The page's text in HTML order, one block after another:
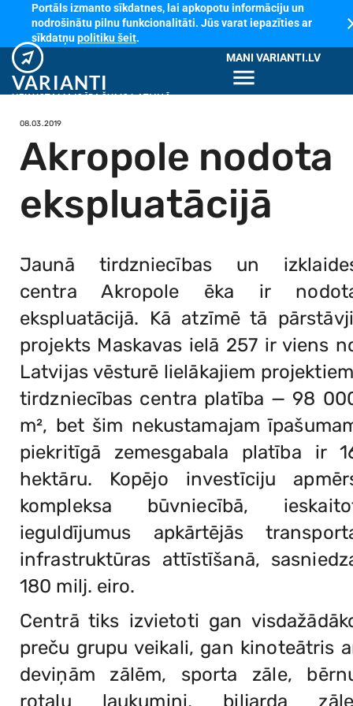
Portāls izmanto sīkdatnes, lai apkopotu informāciju un
nodrošinātu pilnu funkcionalitāti. Jūs varat iepazīties ar
sīkdatņupolitiku šeit.
VARIANTI
NEKUSTAMAIS ĪPAŠUMS LATVIJĀ
MANI VARIANTI.LV
menu
08.03.2019
Akropole nodota
ekspluatācijā
Jaunā tirdzniecības un
centra Akropole ēka ir
ekspluatācijā. Kā atzīmē tā
projekts Maskavas ielā 257 ir viens
Latvijas vēsturē lielākajiem
tirdzniecības centra platība — 98
m², bet šim nekustamajam
piekritīgā zemesgabala platība ir
hektāru. Kopējo investīciju
kompleksa būvniecībā,
ieguldījumus apkārtējās
infrastruktūras attīstīšanā,
180 milj. eiro.
Centrā tiks izvietoti gan
preču grupu veikali, gan kinoteātris
deviņām zālēm, sporta zāle,
rotaļu laukumiņi, biljarda